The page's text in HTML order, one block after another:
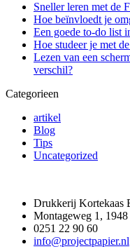
Sneller leren met de
Hoe beïnvloedt je
Een goede to-do list
Hoe studeer je met
Lezen van een
verschil?
Categorieen
artikel
Blog
Tips
Uncategorized
Drukkerij Kortekaas
Montageweg 1,
0251 22 90 60
info@projectpapier.nl